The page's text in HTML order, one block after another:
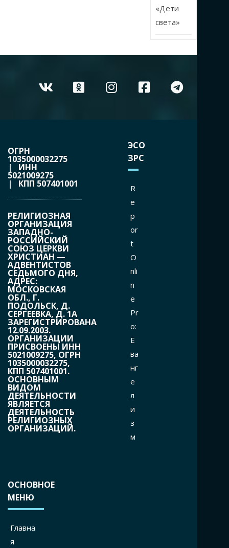
«Дети
света»
ОГРН
1035000032275
| ИНН
5021009275
| КПП 507401001
РЕЛИГИОЗНАЯ
ОРГАНИЗАЦИЯ
ЗАПАДНО-
РОССИЙСКИЙ
СОЮЗ ЦЕРКВИ
ХРИСТИАН —
АДВЕНТИСТОВ
СЕДЬМОГО ДНЯ,
АДРЕС:
МОСКОВСКАЯ
ОБЛ., Г.
ПОДОЛЬСК, Д.
СЕРГЕЕВКА, Д. 1А
ЗАРЕГИСТРИРОВАНА
12.09.2003.
ОРГАНИЗАЦИИ
ПРИСВОЕНЫ ИНН
5021009275, ОГРН
1035000032275,
КПП 507401001.
ОСНОВНЫМ
ВИДОМ
ДЕЯТЕЛЬНОСТИ
ЯВЛЯЕТСЯ
ДЕЯТЕЛЬНОСТЬ
РЕЛИГИОЗНЫХ
ОРГАНИЗАЦИЙ.
ЭСО
ЗРС
R
e
p
or
t
O
nli
n
e
Pr
o:
Е
ва
нг
е
л
и
з
м
ОСНОВНОЕ
МЕНЮ
Главна
я